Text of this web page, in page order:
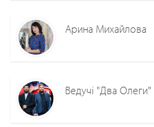
Арина Михайлова
Ведучі "Два Олеги"